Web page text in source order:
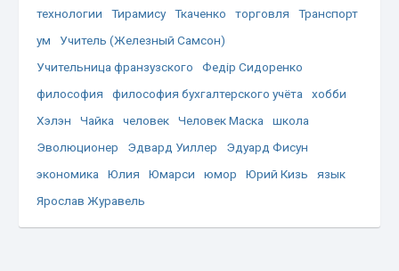
технологии
Тирамису Ткаченко торговля
Транспорт
ум
Учитель (Железный Самсон)
Учительница франзузского
Федір Сидоренко
философия
философия бухгалтерского учёта
хобби
Хэлэн
Чайка человек Человек Маска
школа
Эволюционер
Эдвард Уиллер
Эдуард Фисун
экономика
Юлия Юмарси юмор Юрий Кизь
язык
Ярослав Журавель